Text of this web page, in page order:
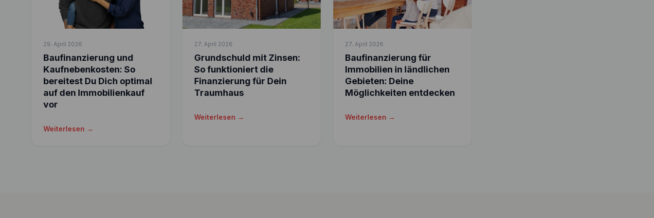
29. April 2026
Baufinanzierung und
Kaufnebenkosten: So
bereitest Du Dich optimal
auf den Immobilienkauf
vor
Weiterlesen →
27. April 2026
Grundschuld mit Zinsen:
So funktioniert die
Finanzierung für Dein
Traumhaus
Weiterlesen →
27. April 2026
Baufinanzierung für
Immobilien in ländlichen
Gebieten: Deine
Möglichkeiten entdecken
Weiterlesen →